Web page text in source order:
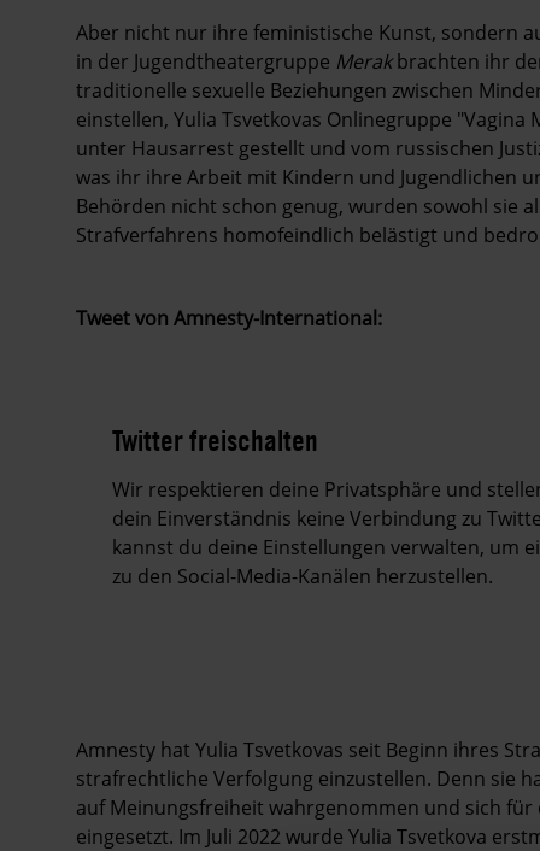
Aber nicht nur ihre feministische Kunst, sondern
in der Jugendtheatergruppe Merakbrachten ihr
traditionelle sexuelle Beziehungen zwischen
einstellen, Yulia Tsvetkovas Onlinegruppe
unter Hausarrest gestellt und vom russischen
was ihr ihre Arbeit mit Kindern und Jugendlichen
Behörden nicht schon genug, wurden sowohl sie
Strafverfahrens homofeindlich belästigt und
Tweet von Amnesty-International:
Twitter freischalten
Wir respektieren deine Privatsphäre und
dein Einverständnis keine Verbindung zu
kannst du deine Einstellungen verwalten, um
zu den Social-Media-Kanälen herzustellen.
Amnesty hat Yulia Tsvetkovas seit Beginn ihres
strafrechtliche Verfolgung einzustellen. Denn sie
auf Meinungsfreiheit wahrgenommen und sich für
eingesetzt. Im Juli 2022 wurde Yulia Tsvetkova